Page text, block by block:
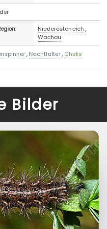
Niederösterreich ,
Wachau
, Nachtfalter, Chelis
Bilder